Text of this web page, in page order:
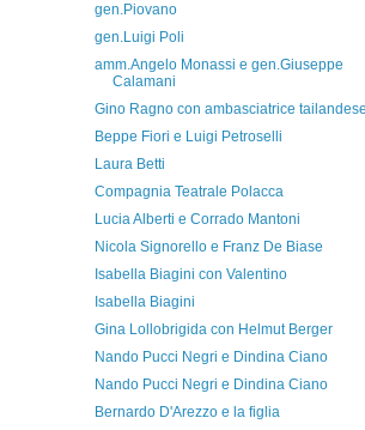
gen.Piovano
gen.Luigi Poli
amm.Angelo Monassi e gen.Giuseppe
Calamani
Gino Ragno con ambasciatrice tailandese
Beppe Fiori e Luigi Petroselli
Laura Betti
Compagnia Teatrale Polacca
Lucia Alberti e Corrado Mantoni
Nicola Signorello e Franz De Biase
Isabella Biagini con Valentino
Isabella Biagini
Gina Lollobrigida con Helmut Berger
Nando Pucci Negri e Dindina Ciano
Nando Pucci Negri e Dindina Ciano
Bernardo D'Arezzo e la figlia